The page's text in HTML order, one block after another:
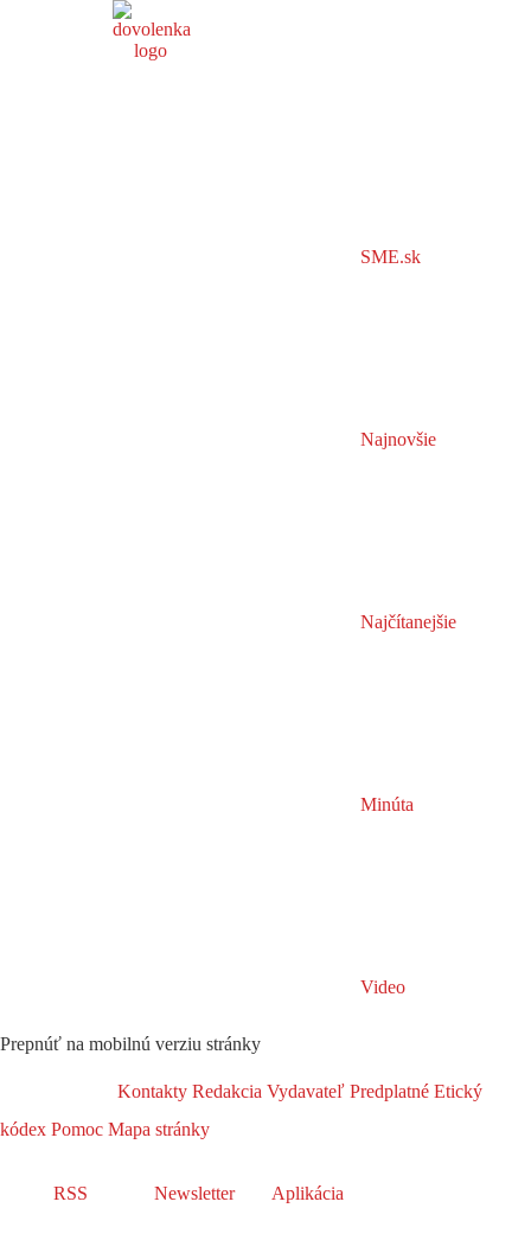
SME.sk
Najnovšie
Najčítanejšie
Minúta
Video
Prepnúť na mobilnú verziu stránky
Kontakty Redakcia Vydavateľ Predplatné Etický
kódex Pomoc Mapa stránky
RSS Newsletter Aplikácia